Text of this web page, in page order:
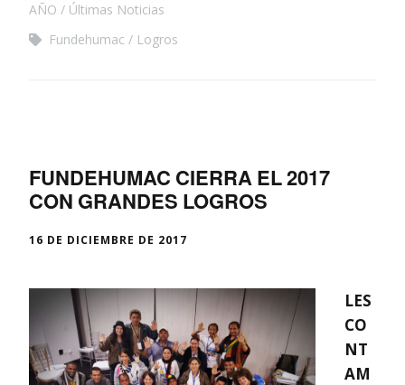
AÑO
Últimas Noticias
Fundehumac
Logros
FUNDEHUMAC CIERRA EL 2017
CON GRANDES LOGROS
16 DE DICIEMBRE DE 2017
LES
CO
NT
AM